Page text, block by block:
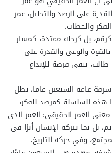
على الرصد والتحليل، عمر
والخطاب.
بل كرحلة ممتدة، كمسار
بالقوة والوعي والقدرة على
طالت، تبقى فرصة للإبداع
عامه السبعين عاما، يطل
هذه السلسلة كمرصد للفكر،
العمر الحقيقي: العمر الذي
بل بما يتركه الإنسان أثرًا في
وفي حركة التاريخ.